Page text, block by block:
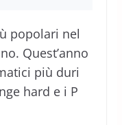
popolari nel
Quest’anno
più duri
hard e i P